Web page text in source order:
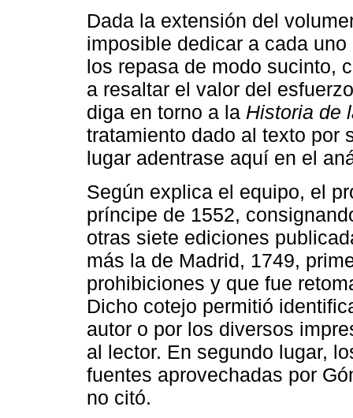
Dada la extensión del
imposible dedicar a cada
los repasa de modo sucinto,
a resaltar el valor del
diga en torno a la Historia de
tratamiento dado al texto por
lugar adentrase aquí en el
Según explica el equipo, el
príncipe de 1552,
otras siete ediciones
más la de Madrid, 1749,
prohibiciones y que fue
Dicho cotejo permitió
autor o por los diversos
al lector. En segundo lugar,
fuentes aprovechadas por
no citó.